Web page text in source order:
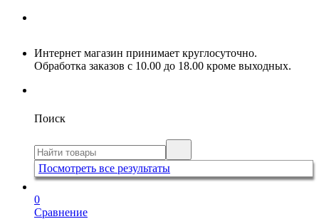
Интернет магазин принимает круглосуточно.
Обработка заказов с 10.00 до 18.00 кроме выходных.
Поиск
Посмотреть все результаты
0
Сравнение